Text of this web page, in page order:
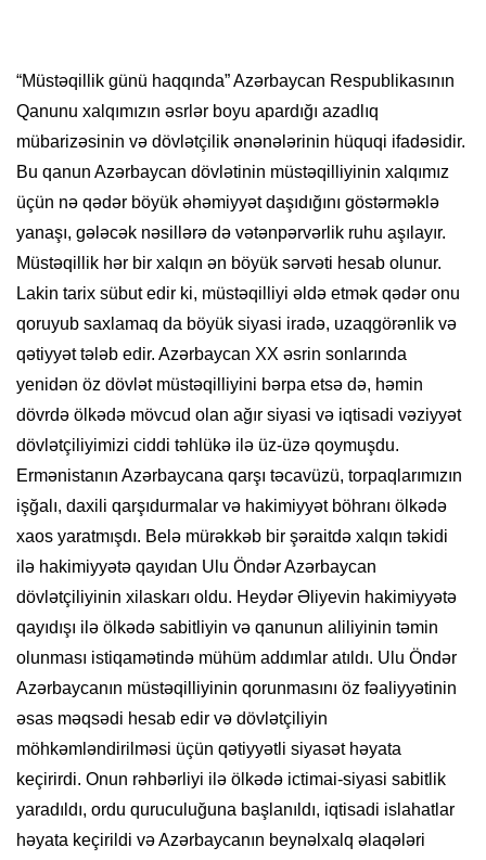
“Müstəqillik günü haqqında” Azərbaycan Respublikasının
Qanunu xalqımızın əsrlər boyu apardığı azadlıq
mübarizəsinin və dövlətçilik ənənələrinin hüquqi ifadəsidir.
Bu qanun Azərbaycan dövlətinin müstəqilliyinin xalqımız
üçün nə qədər böyük əhəmiyyət daşıdığını göstərməklə
yanaşı, gələcək nəsillərə də vətənpərvərlik ruhu aşılayır.
Müstəqillik hər bir xalqın ən böyük sərvəti hesab olunur.
Lakin tarix sübut edir ki, müstəqilliyi əldə etmək qədər onu
qoruyub saxlamaq da böyük siyasi iradə, uzaqgörənlik və
qətiyyət tələb edir. Azərbaycan XX əsrin sonlarında
yenidən öz dövlət müstəqilliyini bərpa etsə də, həmin
dövrdə ölkədə mövcud olan ağır siyasi və iqtisadi vəziyyət
dövlətçiliyimizi ciddi təhlükə ilə üz-üzə qoymuşdu.
Ermənistanın Azərbaycana qarşı təcavüzü, torpaqlarımızın
işğalı, daxili qarşıdurmalar və hakimiyyət böhranı ölkədə
xaos yaratmışdı. Belə mürəkkəb bir şəraitdə xalqın təkidi
ilə hakimiyyətə qayıdan Ulu Öndər Azərbaycan
dövlətçiliyinin xilaskarı oldu. Heydər Əliyevin hakimiyyətə
qayıdışı ilə ölkədə sabitliyin və qanunun aliliyinin təmin
olunması istiqamətində mühüm addımlar atıldı. Ulu Öndər
Azərbaycanın müstəqilliyinin qorunmasını öz fəaliyyətinin
əsas məqsədi hesab edir və dövlətçiliyin
möhkəmləndirilməsi üçün qətiyyətli siyasət həyata
keçirirdi. Onun rəhbərliyi ilə ölkədə ictimai-siyasi sabitlik
yaradıldı, ordu quruculuğuna başlanıldı, iqtisadi islahatlar
həyata keçirildi və Azərbaycanın beynəlxalq əlaqələri